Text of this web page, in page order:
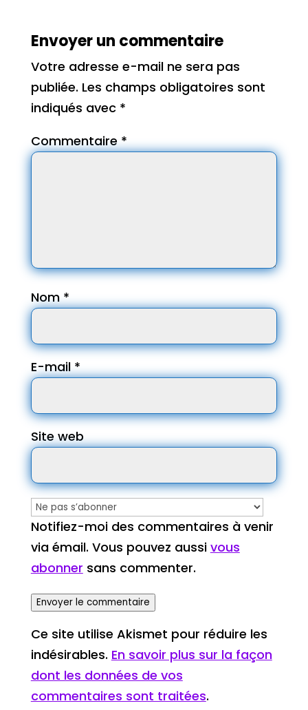
Envoyer un commentaire
Votre adresse e-mail ne sera pas
publiée. Les champs obligatoires sont
indiqués avec *
Commentaire*
Nom*
E-mail*
Site web
Notifiez-moi des commentaires à venir
via émail. Vous pouvez aussi vous
abonner sans commenter.
Envoyer le commentaire
Ce site utilise Akismet pour réduire les
indésirables. En savoir plus sur la façon
dont les données de vos
commentaires sont traitées.